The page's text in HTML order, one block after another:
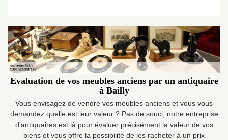
Evaluation de vos meubles anciens par un antiquaire
à Bailly
Vous envisagez de vendre vos meubles anciens et vous vous
demandez quelle est leur valeur ? Pas de souci, notre entreprise
d'antiquaires est là pour évaluer précisément la valeur de vos
biens et vous offre la possibilité de les racheter à un prix